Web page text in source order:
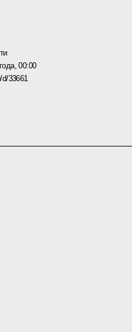
00:00
33661